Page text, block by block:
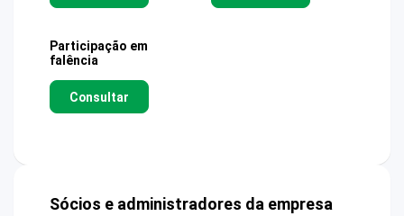
Participação em
falência
Consultar
Sócios e administradores da empresa